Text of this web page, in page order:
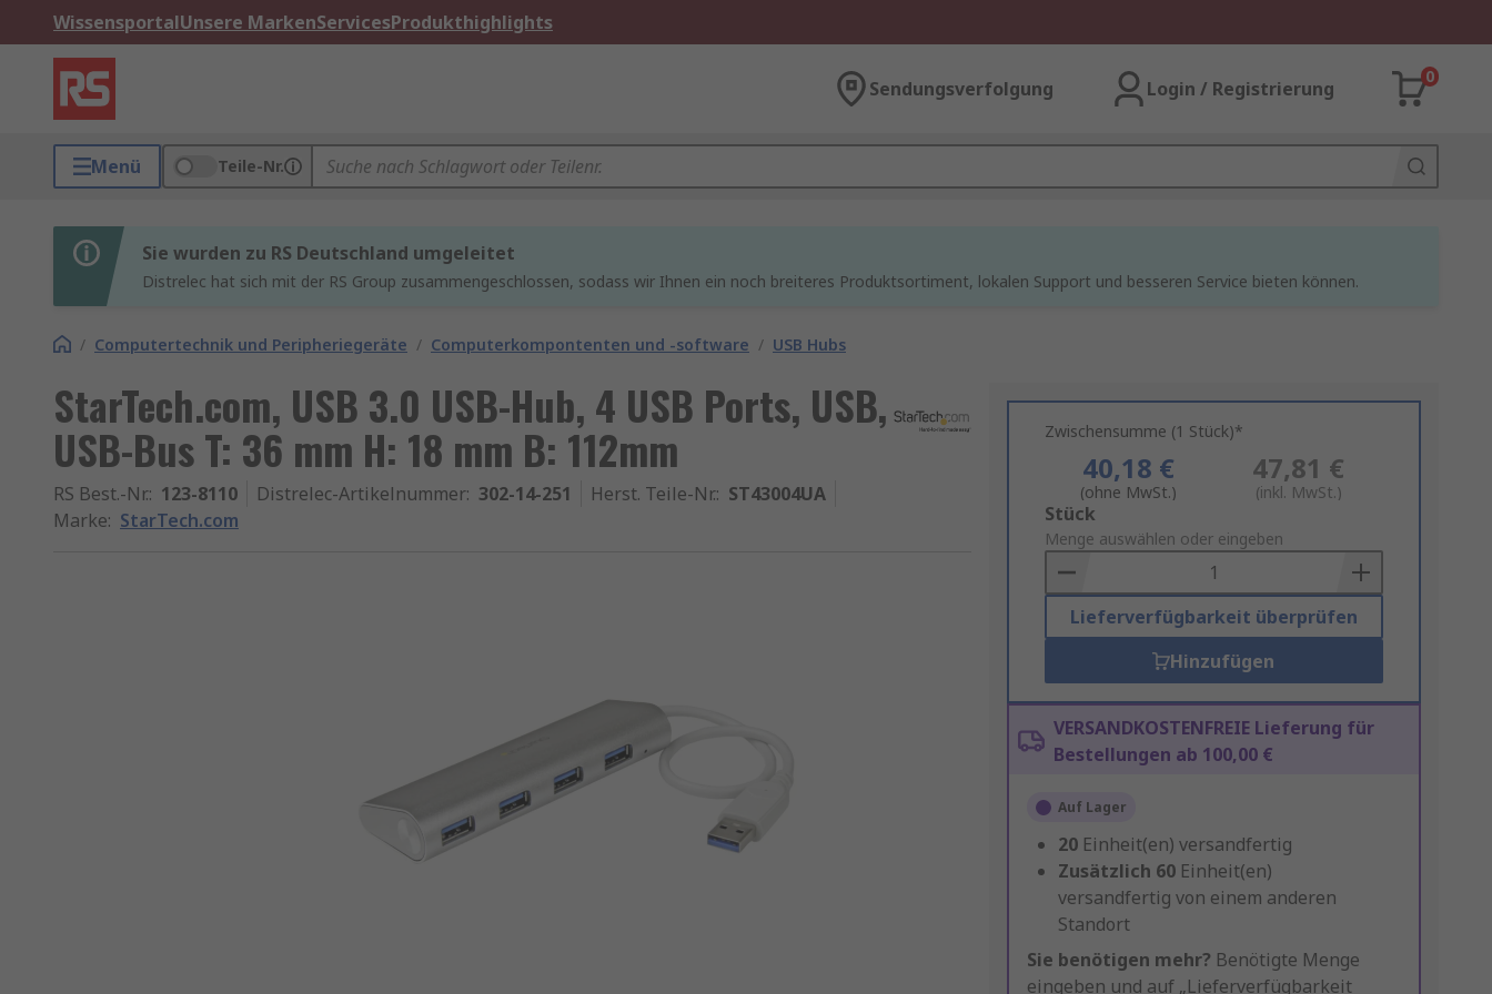
WissensportalUnsere MarkenServicesProdukthighlights
Sendungsverfolgung Login / Registrierung
0
Menü Teile-Nr.
Sie wurden zu RS Deutschland umgeleitet
Distrelec hat sich mit der RS Group zusammengeschlossen, sodass wir Ihnen ein noch breiteres Produktsortiment, lokalen Support und besseren Service bieten können.
/ Computertechnik und Peripheriegeräte / Computerkompontenten und -software / USB Hubs
StarTech.com, USB 3.0 USB-Hub, 4 USB Ports, USB,
USB-Bus T: 36 mm H: 18 mm B: 112mm
RS Best.-Nr.: 123-8110 Distrelec-Artikelnummer: 302-14-251 Herst. Teile-Nr.: ST43004UA
Marke: StarTech.com
Zwischensumme (1 Stück)*
40,18 €
(ohne MwSt.)
47,81 €
(inkl. MwSt.)
Add
to
Basket
Stück
Menge auswählen oder eingeben
Lieferverfügbarkeit überprüfen
Hinzufügen
VERSANDKOSTENFREIE Lieferung für
Bestellungen ab 100,00 €
Auf Lager
20 Einheit(en) versandfertig
Zusätzlich 60 Einheit(en)
versandfertig von einem anderen
Standort
Sie benötigen mehr? Benötigte Menge
eingeben und auf „Lieferverfügbarkeit